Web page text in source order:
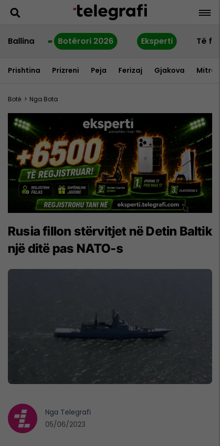
Ballina Botërori 2026 Eksperti Të
Prishtina Prizreni Peja Ferizaj Gjakova
Botë > Nga Bota
Rusia fillon stërvitjet në Detin Baltik
një ditë pas NATO-s
Nga Telegrafi
05/06/2023